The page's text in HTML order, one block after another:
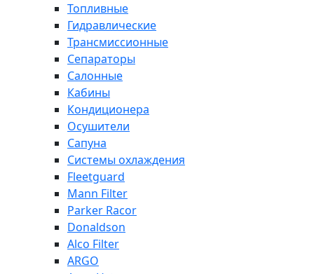
Топливные
Гидравлические
Трансмиссионные
Сепараторы
Салонные
Кабины
Кондиционера
Осушители
Сапуна
Системы охлаждения
Fleetguard
Mann Filter
Parker Racor
Donaldson
Alco Filter
ARGO